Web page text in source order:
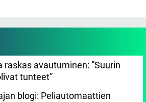
raskas avautuminen: ”Suurin
tunteet”
blogi: Peliautomaattien